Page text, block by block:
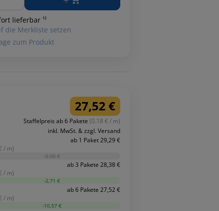
lieferbar ¹⁾
die Merkliste setzen
zum Produkt
27,52 €
Staffelpreis ab 6 Pakete (0.18 € / m)
inkl. MwSt. & zzgl. Versand
ab 1 Paket 29,29 €
/ m)
-0,00 €
ab 3 Pakete 28,38 €
/ m)
-2,71 €
ab 6 Pakete 27,52 €
/ m)
-10,57 €